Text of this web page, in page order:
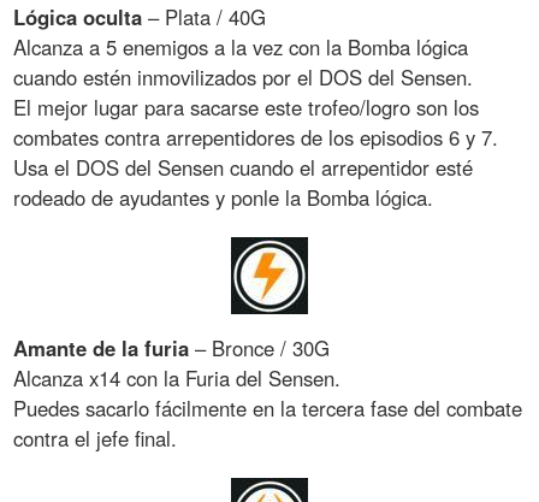
Lógica oculta – Plata / 40G
Alcanza a 5 enemigos a la vez con la Bomba lógica
cuando estén inmovilizados por el DOS del Sensen.
El mejor lugar para sacarse este trofeo/logro son los
combates contra arrepentidores de los episodios 6 y 7.
Usa el DOS del Sensen cuando el arrepentidor esté
rodeado de ayudantes y ponle la Bomba lógica.
Amante de la furia – Bronce / 30G
Alcanza x14 con la Furia del Sensen.
Puedes sacarlo fácilmente en la tercera fase del combate
contra el jefe final.